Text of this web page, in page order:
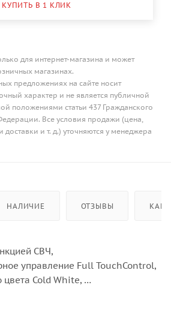
КУПИТЬ В 1 КЛИК
для интернет-магазина и может
магазинах.
предложениях на сайте носит
характер и не является публичной
положениями статьи 437 Гражданского
Все условия продажи (цена,
доставки и т. д.) уточняются у менеджера
НАЛИЧИЕ ОТЗЫВЫ КАК
СВЧ,
управление Full TouchControl,
цвета Cold White,
3 кобинированных режима;